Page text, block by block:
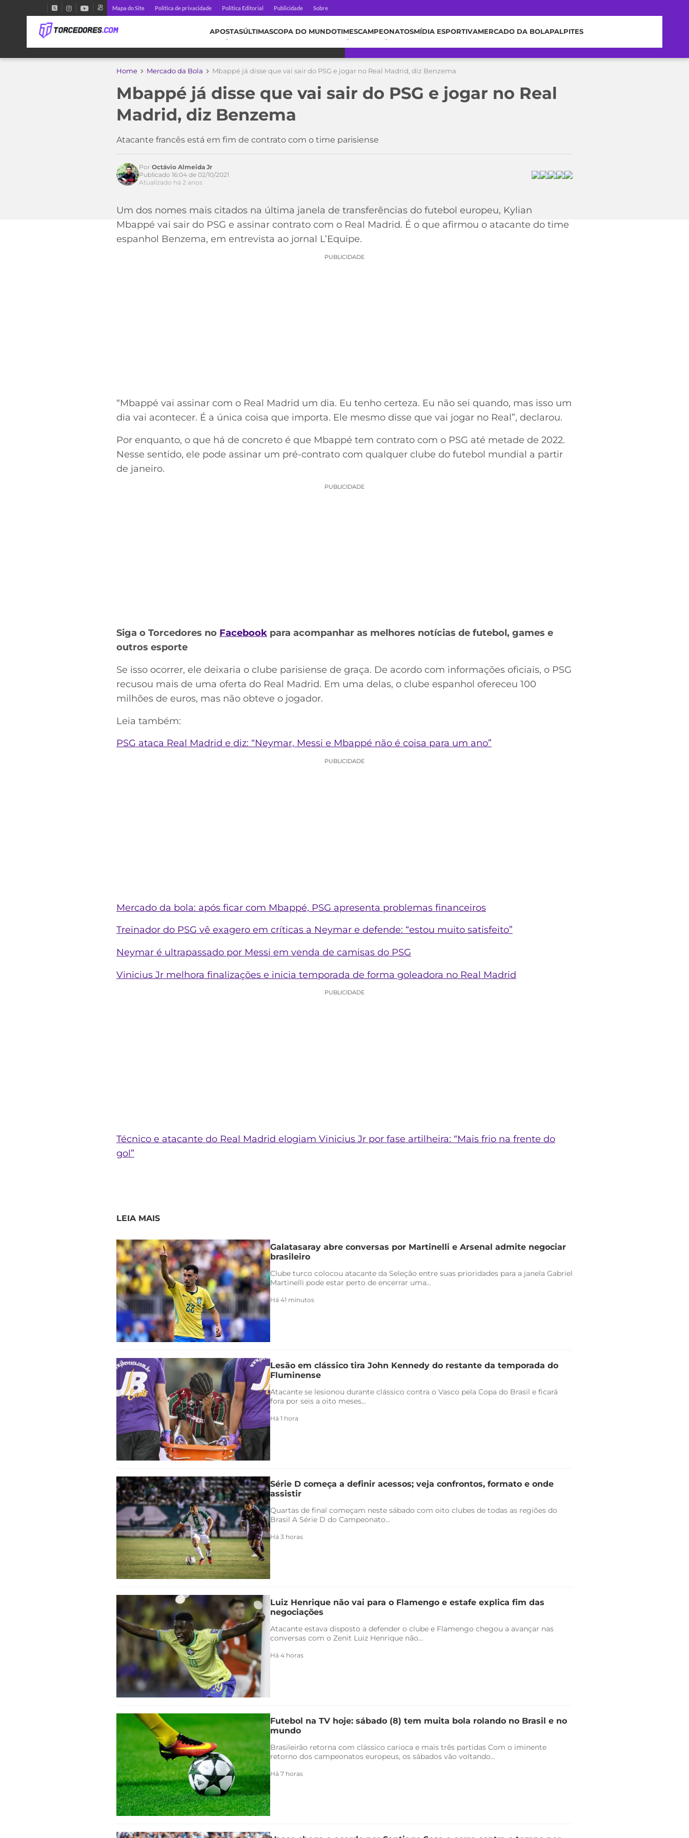
Mapa do Site Política de privacidade Política Editorial Publicidade Sobre
APOSTASÚLTIMASCOPA DO MUNDOTIMESCAMPEONATOSMÍDIA ESPORTIVAMERCADO DA BOLAPALPITES
Home Mercado da Bola Mbappé já disse que vai sair do PSG e jogar no Real Madrid, diz Benzema
Mbappé já disse que vai sair do PSG e jogar no Real
Madrid, diz Benzema
Atacante francês está em fim de contrato com o time parisiense
Acesse o perfil do autor
Por Octávio Almeida Jr
Publicado 16:04 de 02/10/2021
Atualizado há 2 anos
Um dos nomes mais citados na última janela de transferências do futebol europeu, Kylian
Mbappé vai sair do PSG e assinar contrato com o Real Madrid. É o que afirmou o atacante do time
espanhol Benzema, em entrevista ao jornal L’Equipe.
PUBLICIDADE
“Mbappé vai assinar com o Real Madrid um dia. Eu tenho certeza. Eu não sei quando, mas isso um
dia vai acontecer. É a única coisa que importa. Ele mesmo disse que vai jogar no Real”, declarou.
Por enquanto, o que há de concreto é que Mbappé tem contrato com o PSG até metade de 2022.
Nesse sentido, ele pode assinar um pré-contrato com qualquer clube do futebol mundial a partir
de janeiro.
PUBLICIDADE
Siga o Torcedores no Facebook para acompanhar as melhores notícias de futebol, games e
outros esporte
Se isso ocorrer, ele deixaria o clube parisiense de graça. De acordo com informações oficiais, o PSG
recusou mais de uma oferta do Real Madrid. Em uma delas, o clube espanhol ofereceu 100
milhões de euros, mas não obteve o jogador.
Leia também:
PSG ataca Real Madrid e diz: “Neymar, Messi e Mbappé não é coisa para um ano”
PUBLICIDADE
Mercado da bola: após ficar com Mbappé, PSG apresenta problemas financeiros
Treinador do PSG vê exagero em críticas a Neymar e defende: “estou muito satisfeito”
Neymar é ultrapassado por Messi em venda de camisas do PSG
Vinicius Jr melhora finalizações e inicia temporada de forma goleadora no Real Madrid
PUBLICIDADE
Técnico e atacante do Real Madrid elogiam Vinicius Jr por fase artilheira: “Mais frio na frente do
gol”
LEIA MAIS
Galatasaray abre conversas por Martinelli e Arsenal admite negociar
brasileiro
Clube turco colocou atacante da Seleção entre suas prioridades para a janela Gabriel
Martinelli pode estar perto de encerrar uma...
Há 41 minutos
Lesão em clássico tira John Kennedy do restante da temporada do
Fluminense
Atacante se lesionou durante clássico contra o Vasco pela Copa do Brasil e ficará
fora por seis a oito meses...
Há 1 hora
Série D começa a definir acessos; veja confrontos, formato e onde
assistir
Quartas de final começam neste sábado com oito clubes de todas as regiões do
Brasil A Série D do Campeonato...
Há 3 horas
Luiz Henrique não vai para o Flamengo e estafe explica fim das
negociações
Atacante estava disposto a defender o clube e Flamengo chegou a avançar nas
conversas com o Zenit Luiz Henrique não...
Há 4 horas
Futebol na TV hoje: sábado (8) tem muita bola rolando no Brasil e no
mundo
Brasileirão retorna com clássico carioca e mais três partidas Com o iminente
retorno dos campeonatos europeus, os sábados vão voltando...
Há 7 horas